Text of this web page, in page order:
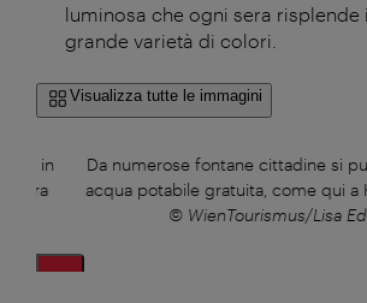
luminosa che ogni sera risplende
grande varietà di colori.
Visualizza tutte le immagini
in
Da numerose fontane cittadine si
acqua potabile gratuita, come qui a
© WienTourismus/Lisa